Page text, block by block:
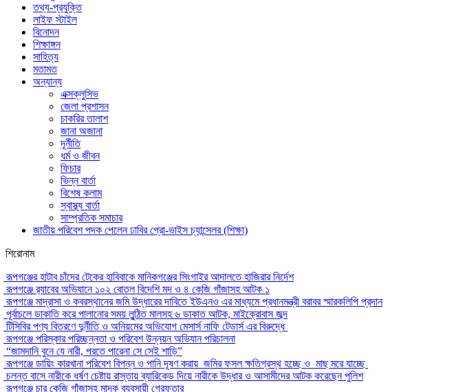
তথ্য-প্রযুক্তি
লাইফ স্টাইল
বিনোদন
শিক্ষাঙ্গন
সাহিত্য
মতামত
অন্যান্য
এক্সক্লুসিভ
জেলা প্রশাসন
চাকরির তালাশ
জানা অজানা
দূর্নীতি
ধর্ম ও জীবন
ফিচার
ভিন্ন বার্তা
বিশেষ কলাম
স্বাস্থ্য বার্তা
সাম্প্রতিক সমাচার
জাতীয় পরিবেশ পদক পেলেন ঢাবির প্রো-ভাইস চ্যান্সেলর (শিক্ষা)
শিরোনাম
রূপগঞ্জের হাটাব চাঁদের টেকের হাবিবাকে মানিকগঞ্জের সিংগাইর আদালতে হাজিরার নির্দেশ
রূপগঞ্জে র‍্যাবের অভিযানে ১০২ বোতল বিদেশি মদ ও ৪ কেজি গাঁজাসহ আটক ১
রূপগঞ্জে মাদ্রাসা ও কবরস্থানের জমি উদ্ধারের দাবিতে ইউএনও এর মাধ্যমে প্রধানমন্ত্রী বরাবর স্মারকলিপি প্রদান
পূর্বাচলে ডাকাতি করে পালানোর সময় লুন্ঠিত মালসহ ৬ ডাকাত আটক, মাইক্রোবাস জব্দ
টিসিবির পণ্য বিতরণে দুর্নীতি ও অনিয়মের অভিযোগ মেসার্স নাফি টেডার্স এর বিরুদ্ধে
রূপগঞ্জে পরিস্কার পরিচ্ছন্নতা ও পরিবেশ উন্নয়ন অভিযান পরিচালনা
“জামদানি বুনে যে নারী, পরতে পারেনা সে সেই শাড়ি”
রূপগঞ্জে ডায়িং কারখানা পরিবেশ বিপন্ন ও পানি দূষণ করায় জমির ফসল ক্ষতিগ্রস্থ হচ্ছে ও মাছ মরে যাচ্ছে
চলন্ত বাসে নারীকে ধর্ষণ চেষ্টায় রাস্তায় ব্যারিকেড দিয়ে নারীকে উদ্ধার ও আসামীদের আটক করেছেন পুলিশ
রূপগঞ্জে চার কেজি গাঁজাসহ মাদক ব্যবসায়ী গ্রেফতার